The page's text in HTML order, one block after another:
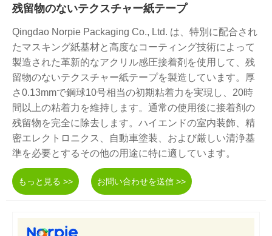
残留物のないテクスチャー紙テープ
Qingdao Norpie Packaging Co., Ltd. は、特別に配合され
たマスキング紙基材と高度なコーティング技術によって
製造された革新的なアクリル感圧接着剤を使用して、残
留物のないテクスチャー紙テープを製造しています。厚
さ0.13mmで鋼球10号相当の初期粘着力を実現し、20時
間以上の粘着力を維持します。通常の使用後に接着剤の
残留物を完全に除去します。ハイエンドの室内装飾、精
密エレクトロニクス、自動車塗装、および厳しい清浄基
準を必要とするその他の用途に特に適しています。
もっと見る >> お問い合わせを送信 >>